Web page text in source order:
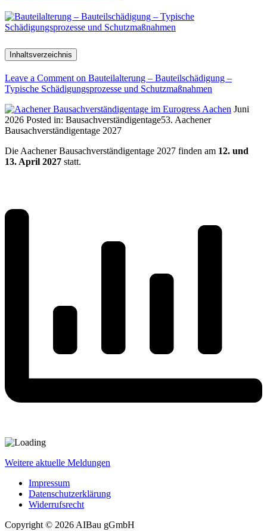
Inhaltsverzeichnis
Leave a Comment on Bauteilalterung – Bauteilschädigung –
Typische Schädigungsprozesse und Schutzmaßnahmen
Juni
2026 Posted in: Bausachverständigentage53. Aachener
Bausachverständigentage 2027
Die Aachener Bausachverständigentage 2027 finden am 12. und
13. April 2027 statt.
Weitere aktuelle Meldungen
Impressum
Datenschutzerklärung
Widerrufsrecht
Copyright © 2026 AIBau gGmbH